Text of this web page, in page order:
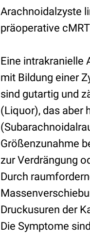
Arachnoidalzyste
präoperative
Eine intrakranielle
mit Bildung einer
sind gutartig und
(Liquor), das aber
Größenzunahme
zur Verdrängung
Durch
Druckusuren der
Die Symptome